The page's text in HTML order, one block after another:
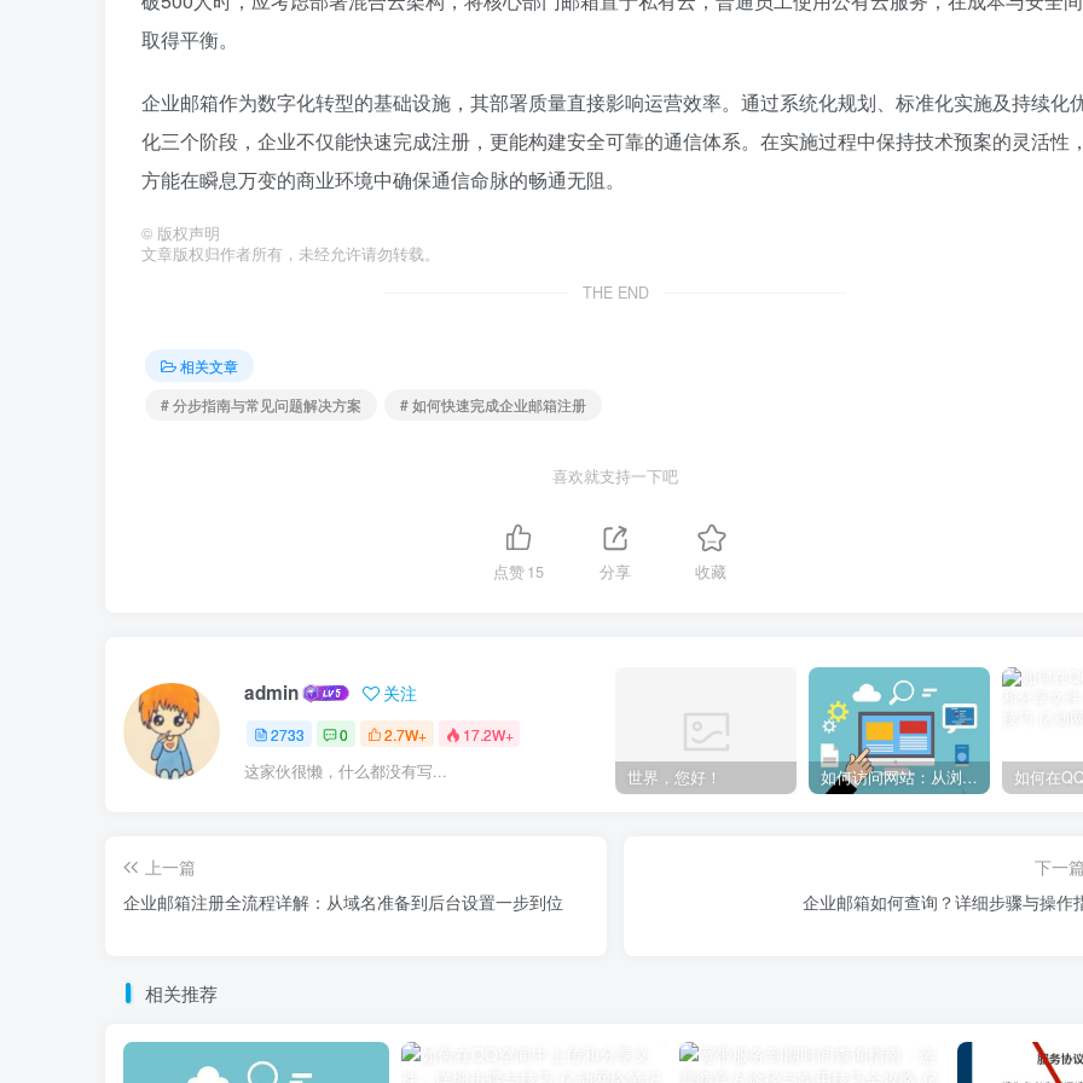
取得平衡。
企业邮箱作为数字化转型的基础设施，其部署质量直接影响运营效率。通过系统化规划、标准化实施及持续化
化三个阶段，企业不仅能快速完成注册，更能构建安全可靠的通信体系。在实施过程中保持技术预案的灵活性
方能在瞬息万变的商业环境中确保通信命脉的畅通无阻。
© 版权声明
文章版权归作者所有，未经允许请勿转载。
THE END
相关文章
# 分步指南与常见问题解决方案
# 如何快速完成企业邮箱注册
喜欢就支持一下吧
点赞15 分享 收藏
admin 关注
2733 0 2.7W+ 17.2W+
这家伙很懒，什么都没有写... 世界，您好！ 如何访问网站：从浏览器输入到页面加载的完整步骤详解
上一篇
企业邮箱注册全流程详解：从域名准备到后台设置一步到位
下一
企业邮箱如何查询？详细步骤与操作
相关推荐